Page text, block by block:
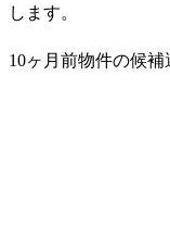
します。
10ヶ月前物件の候補